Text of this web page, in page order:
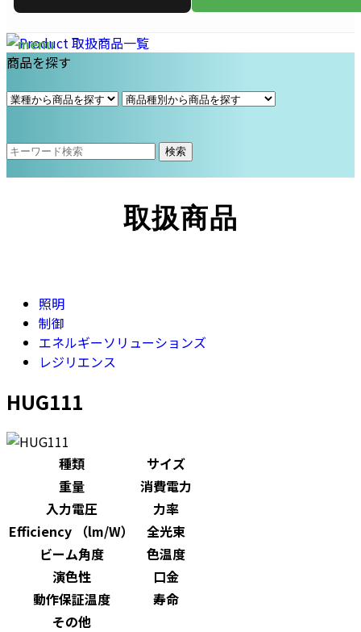
商品を探す
検索
取扱商品
照明
制御
エネルギーソリューションズ
レジリエンス
HUG111
種類
サイズ
重量
消費電力
入力電圧
力率
Efficiency （lm/W）
全光束
ビーム角度
色温度
演色性
口金
動作保証温度
寿命
その他